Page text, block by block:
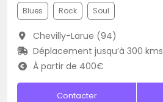
Blues Rock Soul
Chevilly-Larue (94)
Déplacement jusqu’à 300 kms
À partir de 400€
Contacter